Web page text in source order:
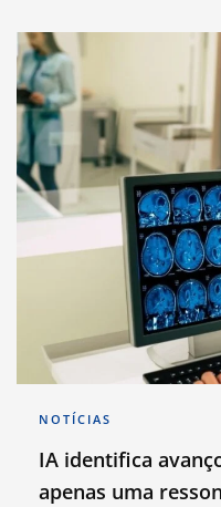
NOTÍCIAS
IA identifica
apenas uma